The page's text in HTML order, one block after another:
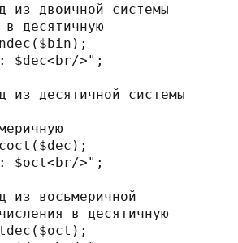
из двоичной системы
в десятичную
$dec<br/>";
из десятичной системы
$oct<br/>";
из восьмеричной
в десятичную